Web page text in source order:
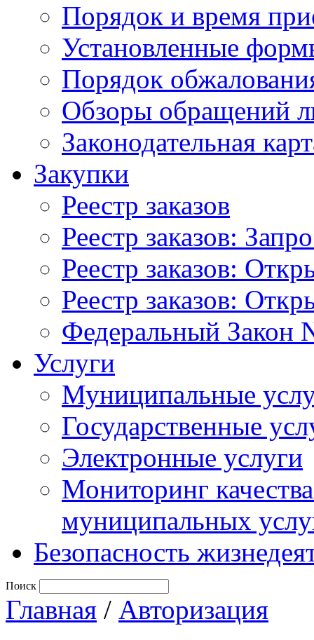
Порядок и время
Установленные
Порядок
Обзоры обращений
Законодательная
Закупки
Реестр заказов
Реестр заказов:
Реестр заказов:
Реестр заказов:
Федеральный Закон
Услуги
Муниципальные
Государственные
Электронные услуги
Мониторинг
муниципальных
Безопасность
Поиск
Главная / Авторизация